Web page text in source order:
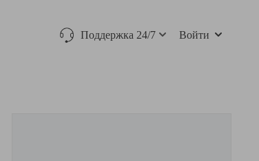
Поддержка 24/7 Войти